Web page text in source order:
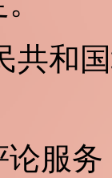
共和
服